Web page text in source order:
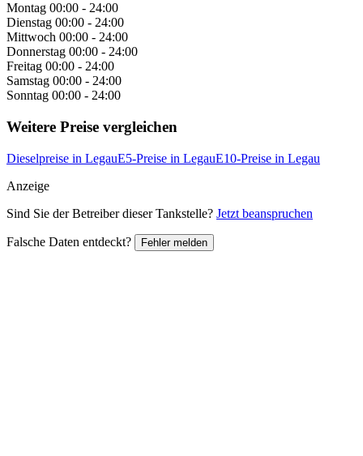
Montag 00:00 - 24:00
Dienstag 00:00 - 24:00
Mittwoch 00:00 - 24:00
Donnerstag 00:00 - 24:00
Freitag 00:00 - 24:00
Samstag 00:00 - 24:00
Sonntag 00:00 - 24:00
Weitere Preise vergleichen
Dieselpreise in LegauE5-Preise in LegauE10-Preise in Legau
Anzeige
Sind Sie der Betreiber dieser Tankstelle? Jetzt beanspruchen
Falsche Daten entdeckt? Fehler melden